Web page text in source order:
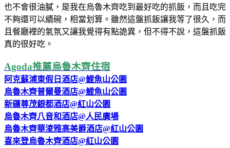
也不會很油膩，是我在烏魯木齊吃到最好吃的抓飯，而且吃完
不夠還可以續碗，相當划算。雖然這盤抓飯讓我等了很久，而
且餐廳裡的氣氛又讓我覺得有點詭異，但不得不說，這盤抓飯
真的很好吃。
Agoda推薦烏魯木齊住宿
阿克蘇浦東假日酒店@鯉魚山公園
烏魯木齊普爾曼酒店@鯉魚山公園
新疆尊茂銀都酒店@紅山公園
烏魯木齊八音和酒店@人民廣場
烏魯木齊華淩雅高美爵酒店@紅山公園
喜來登烏魯木齊酒店@紅山公園